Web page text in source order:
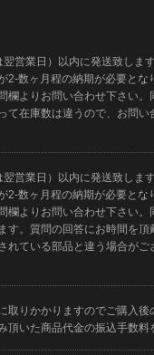
営業日）以内に発送致しま
数ヶ月程の納期が必要とな
欄よりお問い合わせ下さい
在庫数は違うので、お問い
営業日）以内に発送致しま
数ヶ月程の納期が必要とな
欄よりお問い合わせ下さい
す。質問の回答にお時間を
れている部品と違う場合が
りかかりますのでご購入後
いた商品代金の振込手数料